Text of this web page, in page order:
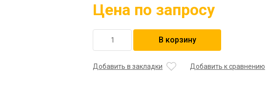
Цена по запросу
товара
Arrowhead
В корзину
Добавить в закладки Добавить к сравнению